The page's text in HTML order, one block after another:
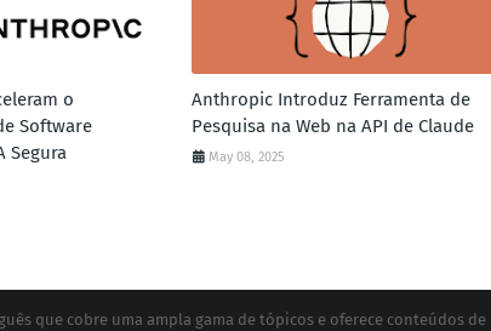
o
Software
Segura
Anthropic Introduz Ferramenta de
Pesquisa na Web na API de Claude
May 08, 2025
que cobre uma ampla gama de tópicos e oferece conteúdos de